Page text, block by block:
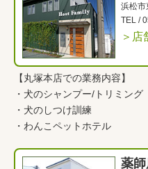
浜松
TEL /
＞店
【丸塚本店での業務内容】
・ 犬のシャンプー/トリミング
・ 犬のしつけ訓練
・ わんこペットホテル
薬